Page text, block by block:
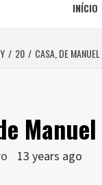
INÍCIO
20 CASA, DE
13 years ago